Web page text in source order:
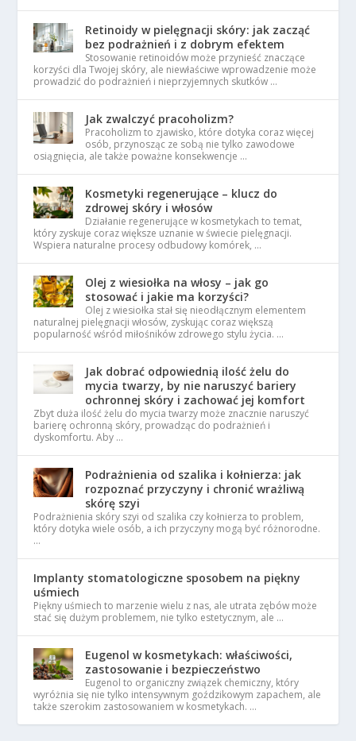
Retinoidy w pielęgnacji skóry: jak zacząć
bez podrażnień i z dobrym efektem
Stosowanie retinoidów może przynieść znaczące
korzyści dla Twojej skóry, ale niewłaściwe wprowadzenie może
prowadzić do podrażnień i nieprzyjemnych skutków …
Jak zwalczyć pracoholizm?
Pracoholizm to zjawisko, które dotyka coraz więcej
osób, przynosząc ze sobą nie tylko zawodowe
osiągnięcia, ale także poważne konsekwencje …
Kosmetyki regenerujące – klucz do
zdrowej skóry i włosów
Działanie regenerujące w kosmetykach to temat,
który zyskuje coraz większe uznanie w świecie pielęgnacji.
Wspiera naturalne procesy odbudowy komórek, …
Olej z wiesiołka na włosy – jak go
stosować i jakie ma korzyści?
Olej z wiesiołka stał się nieodłącznym elementem
naturalnej pielęgnacji włosów, zyskując coraz większą
popularność wśród miłośników zdrowego stylu życia. …
Jak dobrać odpowiednią ilość żelu do
mycia twarzy, by nie naruszyć bariery
ochronnej skóry i zachować jej komfort
Zbyt duża ilość żelu do mycia twarzy może znacznie naruszyć
barierę ochronną skóry, prowadząc do podrażnień i
dyskomfortu. Aby …
Podrażnienia od szalika i kołnierza: jak
rozpoznać przyczyny i chronić wrażliwą
skórę szyi
Podrażnienia skóry szyi od szalika czy kołnierza to problem,
który dotyka wiele osób, a ich przyczyny mogą być różnorodne.
…
Implanty stomatologiczne sposobem na piękny
uśmiech
Piękny uśmiech to marzenie wielu z nas, ale utrata zębów może
stać się dużym problemem, nie tylko estetycznym, ale …
Eugenol w kosmetykach: właściwości,
zastosowanie i bezpieczeństwo
Eugenol to organiczny związek chemiczny, który
wyróżnia się nie tylko intensywnym goździkowym zapachem, ale
także szerokim zastosowaniem w kosmetykach. …